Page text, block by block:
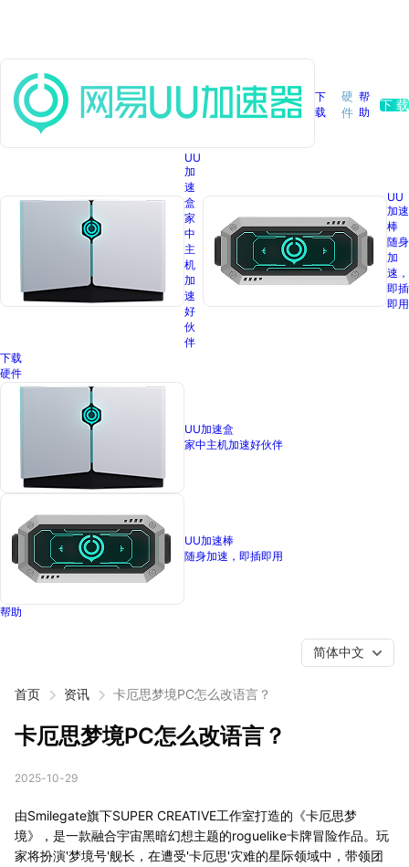
下
载
硬
件
帮
助
下 载
UU
加
速
盒
家
中
主
机
加
速
好
伙
伴
UU
加速
棒
随身
加
速，
即插
即用
下载
硬件
UU加速盒
家中主机加速好伙伴
UU加速棒
随身加速，即插即用
帮助
首页 资讯 卡厄思梦境PC怎么改语言？
简体中文
卡厄思梦境PC怎么改语言？
2025-10-29
由Smilegate旗下SUPER CREATIVE工作室打造的《卡厄思梦
境》，是一款融合宇宙黑暗幻想主题的roguelike卡牌冒险作品。玩
家将扮演'梦境号'舰长，在遭受'卡厄思'灾难的星际领域中，带领团